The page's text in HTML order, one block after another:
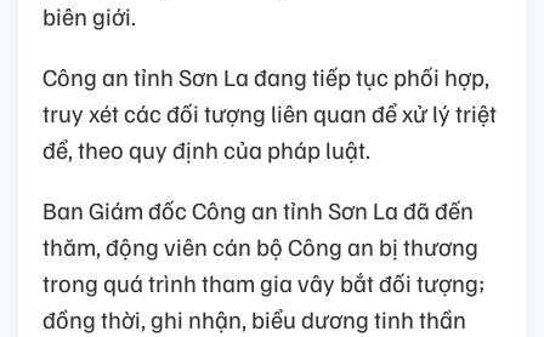
biên giới.
Công an tỉnh Sơn La đang tiếp tục phối hợp,
truy xét các đối tượng liên quan để xử lý triệt
để, theo quy định của pháp luật.
Ban Giám đốc Công an tỉnh Sơn La đã đến
thăm, động viên cán bộ Công an bị thương
trong quá trình tham gia vây bắt đối tượng;
đồng thời, ghi nhận, biểu dương tinh thần